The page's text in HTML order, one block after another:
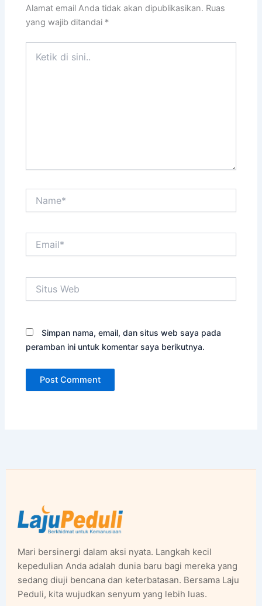
Alamat email Anda tidak akan dipublikasikan. Ruas
yang wajib ditandai *
Web
Simpan nama, email, dan situs web saya pada
peramban ini untuk komentar saya berikutnya.
Mari bersinergi dalam aksi nyata. Langkah kecil
kepedulian Anda adalah dunia baru bagi mereka yang
sedang diuji bencana dan keterbatasan. Bersama Laju
Peduli, kita wujudkan senyum yang lebih luas.